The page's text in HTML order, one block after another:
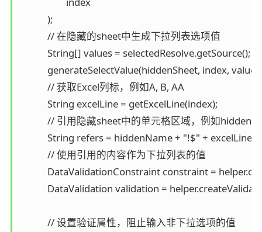
            );
            // 在隐藏的sheet中生成下拉列表选项值
            String[] values = selectedResolve.getSource();
generateSelectValue(hiddenSheet, index,
            // 获取Excel列标，例如A, B, AA
            String excelLine = getExcelLine(index);
// 引用隐藏sheet中的单元格区域，例如
String refers = hiddenName + "!$" +
            // 使用引用的内容作为下拉列表的值
DataValidationConstraint constraint =
DataValidation validation =
            // 设置验证属性，阻止输入非下拉选项的值